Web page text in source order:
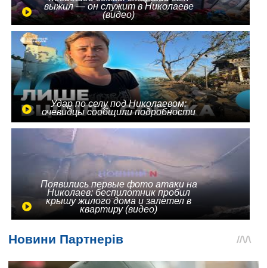
выжил — он служит в Николаеве
(видео)
Удар по селу под Николаевом:
очевидцы сообщили подробности
Появились первые фото атаки на
Николаев: беспилотник пробил
крышу жилого дома и залетел в
квартиру (видео)